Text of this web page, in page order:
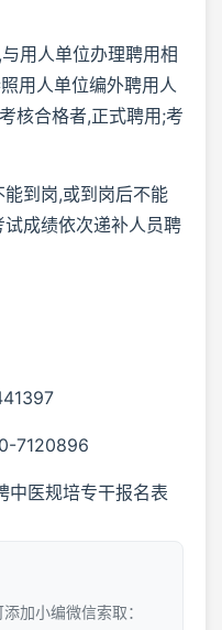
用人单位办理聘用相
用人单位编外聘用人
核合格者,正式聘用;考
到岗,或到岗后不能
成绩依次递补人员聘
7120896
中医规培专干报名表
加小编微信索取：